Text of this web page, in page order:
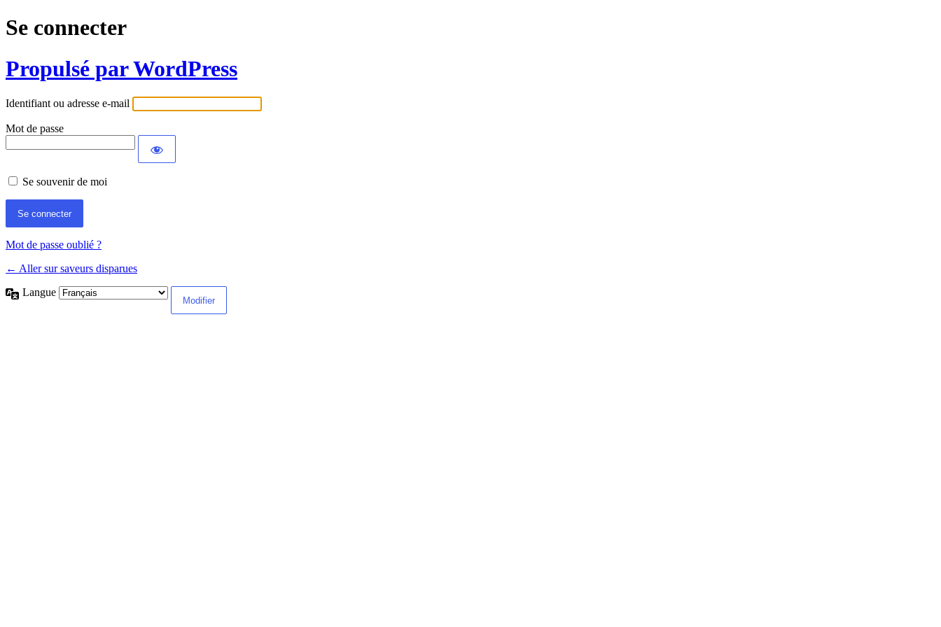
Se connecter
Propulsé par WordPress
Identifiant ou adresse e-mail
Mot de passe
Se souvenir de moi
Mot de passe oublié ?
← Aller sur saveurs disparues
Langue